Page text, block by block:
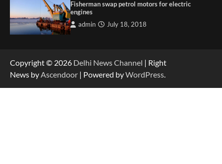
Fisherman swap petrol motors for electric
engines
admin July 18, 2018
Copyright © 2026 Delhi News Channel | Right
News by Ascendoor | Powered byWordPress